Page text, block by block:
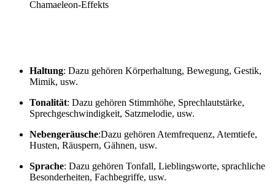
Haltung: Dazu gehören Körperhaltung, Bewegung, Gestik,
Mimik, usw.
Tonalität: Dazu gehören Stimmhöhe, Sprechlautstärke,
Sprechgeschwindigkeit, Satzmelodie, usw.
Nebengeräusche:Dazu gehören Atemfrequenz, Atemtiefe,
Husten, Räuspern, Gähnen, usw.
Sprache: Dazu gehören Tonfall, Lieblingsworte, sprachliche
Besonderheiten, Fachbegriffe, usw.